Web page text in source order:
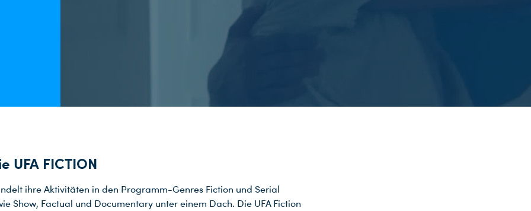
UFA FICTION
ihre Aktivitäten in den Programm-Genres Fiction und Serial
Show, Factual und Documentary unter einem Dach. Die UFA Fiction